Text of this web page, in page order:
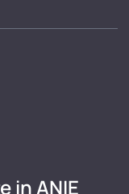
in ANIE